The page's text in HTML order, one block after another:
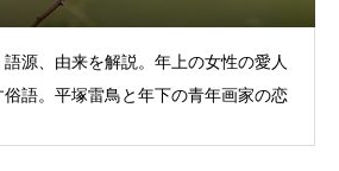
源、由来を解説。年上の女性の愛人
語。平塚雷鳥と年下の青年画家の恋